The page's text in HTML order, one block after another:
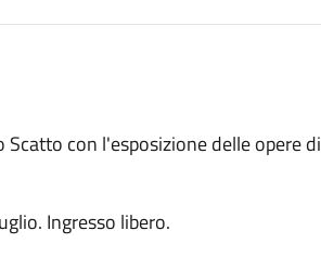
con l'esposizione delle opere di
Ingresso libero.